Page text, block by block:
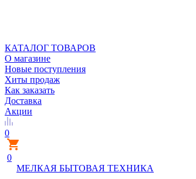
КАТАЛОГ ТОВАРОВ
О магазине
Новые поступления
Хиты продаж
Как заказать
Доставка
Акции
0
0
МЕЛКАЯ БЫТОВАЯ ТЕХНИКА